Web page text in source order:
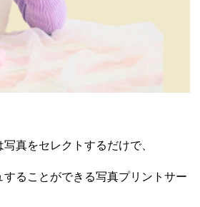
真をセレクトするだけで、
ることができる写真プリントサー